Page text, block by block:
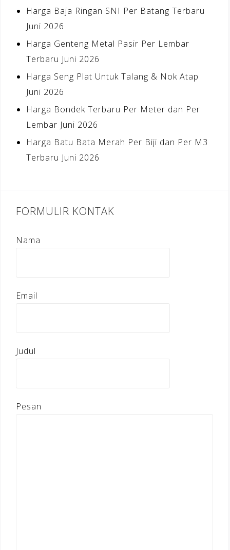
Harga Baja Ringan SNI Per Batang Terbaru
Juni 2026
Harga Genteng Metal Pasir Per Lembar
Terbaru Juni 2026
Harga Seng Plat Untuk Talang & Nok Atap
Juni 2026
Harga Bondek Terbaru Per Meter dan Per
Lembar Juni 2026
Harga Batu Bata Merah Per Biji dan Per M3
Terbaru Juni 2026
FORMULIR KONTAK
Nama
Email
Judul
Pesan